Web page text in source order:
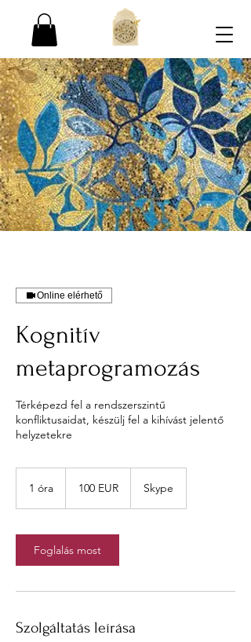
Online elérhető
Kognitív
metaprogramozás
Térképezd fel a rendszerszintű
konfliktusaidat, készülj fel a kihívást jelentő
helyzetekre
1 óra 100 EUR Skype
Foglalás most
Szolgáltatás leírása